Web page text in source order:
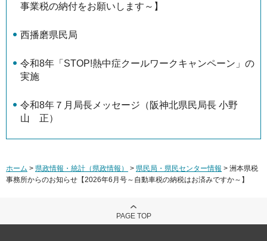
事業税の納付をお願いします～】
西播磨県民局
令和8年「STOP!熱中症クールワークキャンペーン」の
実施
令和8年７月局長メッセージ（阪神北県民局長 小野
山 正）
ホーム > 県政情報・統計（県政情報） > 県民局・県民センター情報 > 洲本県税
事務所からのお知らせ【2026年6月号～自動車税の納税はお済みですか～】
PAGE TOP